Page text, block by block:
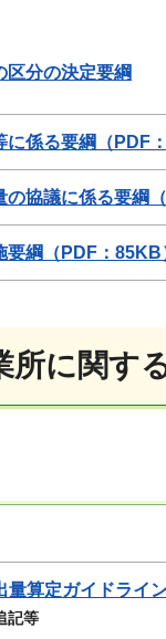
区分の決定要綱
係る要綱（PDF
協議に係る要綱
綱（PDF：85KB
所に関す
算定ガイドライ
記等